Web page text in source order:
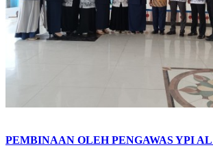
PEMBINAAN OLEH PENGAWAS YPI